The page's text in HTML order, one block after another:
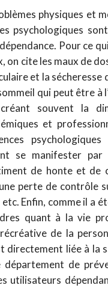
physiques et
psychologiques
Pour ce
on cite les maux de
et la sécheresse
qui peut être à
souvent la
et
se manifester par
de honte et de
perte de contrôle
Enfin, comme il a
quant à la vie
de la
directement liée à la
département de
utilisateurs